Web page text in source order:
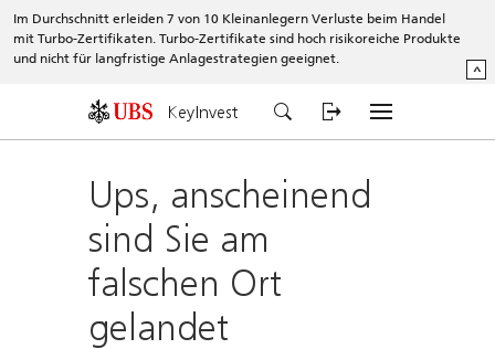
Im Durchschnitt erleiden 7 von 10 Kleinanlegern Verluste beim Handel
mit Turbo-Zertifikaten. Turbo-Zertifikate sind hoch risikoreiche Produkte
und nicht für langfristige Anlagestrategien geeignet.
^
KeyInvest
Ups, anscheinend
sind Sie am
falschen Ort
gelandet